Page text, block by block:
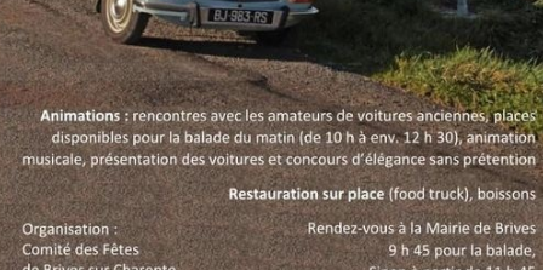
Liens
Bibliographie
Présentation 7
Présentation 11
Présentation 15 six
Evolution 7 et 11 -